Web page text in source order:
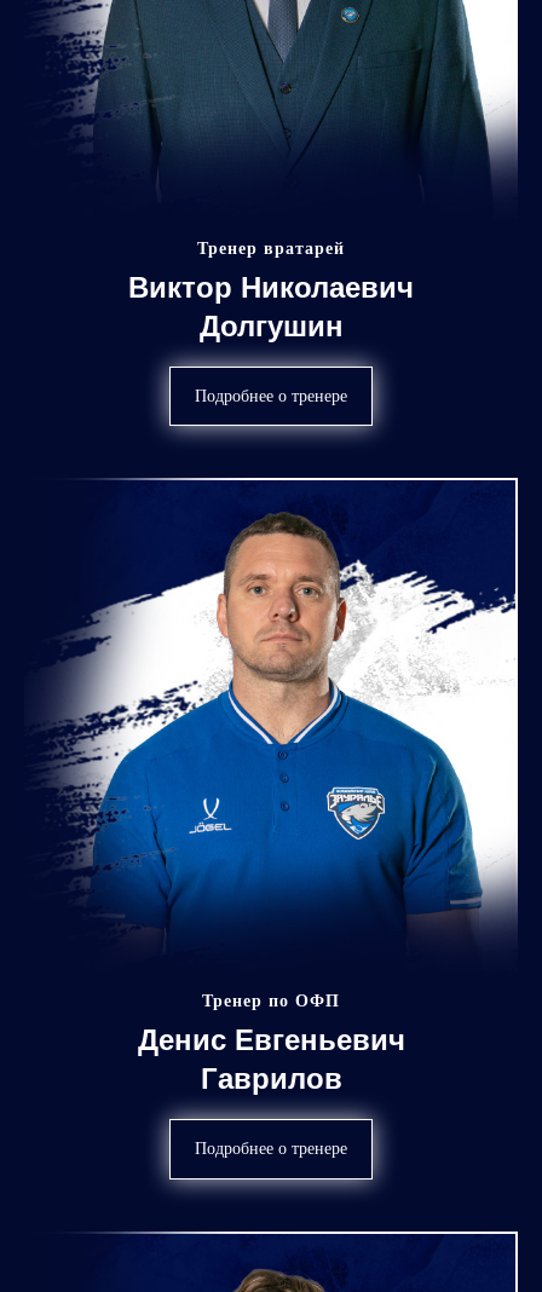
Тренер вратарей
Виктор Николаевич
Долгушин
Подробнее о тренере
Тренер по ОФП
Денис Евгеньевич
Гаврилов
Подробнее о тренере